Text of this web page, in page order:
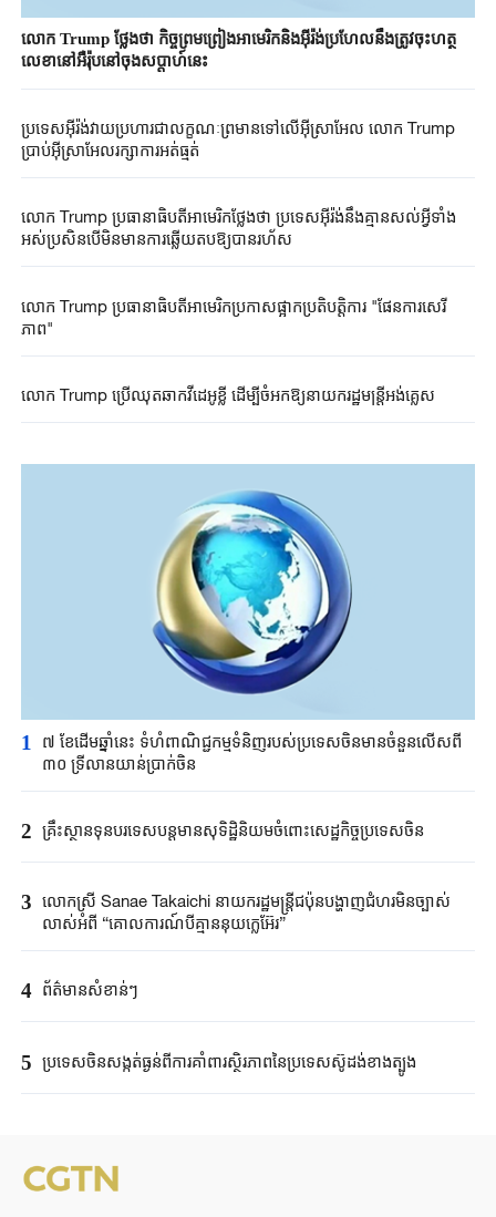
លោក Trump ថ្លែងថា កិច្ចព្រមព្រៀងអាមេរិកនិងអ៊ីរ៉ង់ប្រហែលនឹងត្រូវចុះហត្ថ
លេខានៅអឺរ៉ុបនៅចុងសប្តាហ៍នេះ
ប្រទេសអ៊ីរ៉ង់​វាយប្រហារជា​លក្ខណៈ​ព្រមាន​ទៅលើ​អ៊ីស្រាអែល លោក Trump
ប្រាប់អ៊ីស្រាអែលរក្សាការ​អត់ធ្មត់
លោក Trump ប្រធានាធិបតីអាមេរិកថ្លែងថា ប្រទេសអ៊ីរ៉ង់នឹង​គ្មានសល់អ្វីទាំង
លោក Trump ប្រធានាធិបតីអាមេរិកប្រកាសផ្អាកប្រតិបត្តិការ "ផែនការសេរី
1
៧ ខែដើមឆ្នាំនេះ ទំហំពាណិជ្ជកម្មទំនិញរបស់ប្រទេសចិនមានចំនួនលើសពី
៣០ ទ្រីលានយាន់ប្រាក់ចិន
2 គ្រឹះស្ថាន​ទុនបរទេស​បន្តមាន​សុទិដ្ឋិនិយម​ចំពោះសេដ្ឋកិច្ច​ប្រទេសចិន​​
3 លោកស្រី Sanae ​Takaichi ​នាយករដ្ឋមន្ត្រី​ជប៉ុន​បង្ហាញជំហរមិន​ច្បាស់​
លាស់​អំពី ​“គោលការណ៍បី​គ្មាននុយក្លេអ៊ែរ​”​
4 ព័ត៌មានសំខាន់ៗ
5 ប្រទេសចិនសង្កត់ធ្ងន់ពីការគាំពារស្ថិរភាពនៃប្រទេសស៊ូដង់ខាងត្បូង